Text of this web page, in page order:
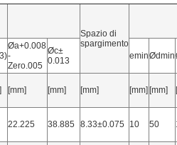
Spazio di
spargimento
Øa+0.008
-
Zero.005
Øc±
0.013
eminØdmin
[mm] [mm] [mm] [mm] [mm]
22.225 38.885 8.33±0.075 10 50